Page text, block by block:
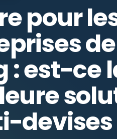
pour
: est-ce
devises